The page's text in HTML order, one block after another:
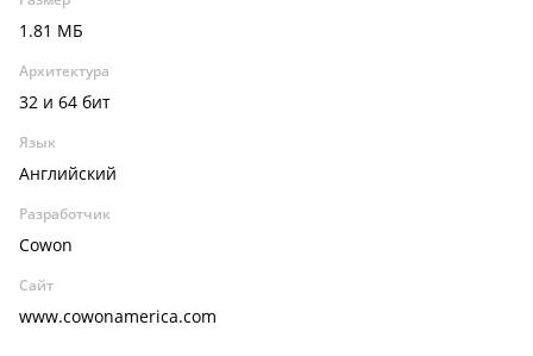
1.81 МБ
Архитектура
32 и 64 бит
Язык
Английский
Разработчик
Cowon
Сайт
www.cowonamerica.com